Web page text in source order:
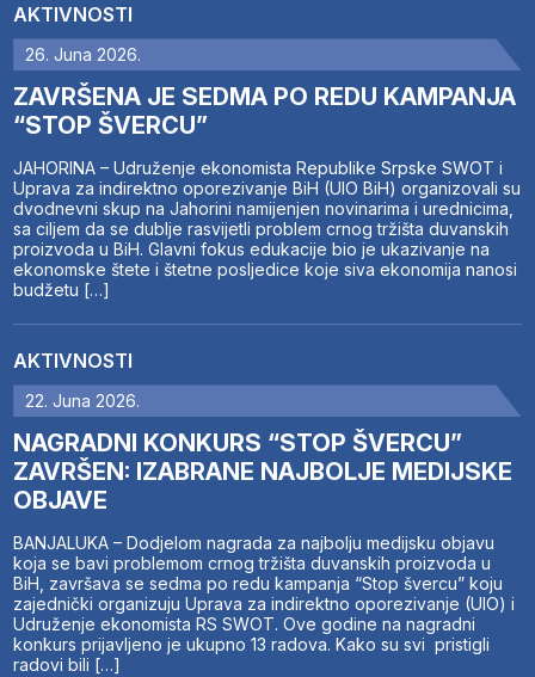
AKTIVNOSTI
26. Juna 2026.
ZAVRŠENA JE SEDMA PO REDU KAMPANJA
“STOP ŠVERCU”
JAHORINA – Udruženje ekonomista Republike Srpske SWOT i
Uprava za indirektno oporezivanje BiH (UIO BiH) organizovali su
dvodnevni skup na Jahorini namijenjen novinarima i urednicima,
sa ciljem da se dublje rasvijetli problem crnog tržišta duvanskih
proizvoda u BiH. Glavni fokus edukacije bio je ukazivanje na
ekonomske štete i štetne posljedice koje siva ekonomija nanosi
budžetu […]
AKTIVNOSTI
22. Juna 2026.
NAGRADNI KONKURS “STOP ŠVERCU”
ZAVRŠEN: IZABRANE NAJBOLJE MEDIJSKE
OBJAVE
BANJALUKA – Dodjelom nagrada za najbolju medijsku objavu
koja se bavi problemom crnog tržišta duvanskih proizvoda u
BiH, završava se sedma po redu kampanja “Stop švercu” koju
zajednički organizuju Uprava za indirektno oporezivanje (UIO) i
Udruženje ekonomista RS SWOT. Ove godine na nagradni
konkurs prijavljeno je ukupno 13 radova. Kako su svi pristigli
radovi bili […]